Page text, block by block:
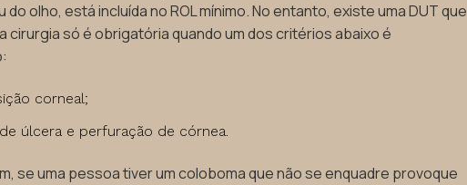
do olho, está incluída no ROL mínimo. No entanto, existe uma DUT que
cirurgia só é obrigatória quando um dos critérios abaixo é
corneal;
úlcera e perfuração de córnea.
se uma pessoa tiver um coloboma que não se enquadre provoque